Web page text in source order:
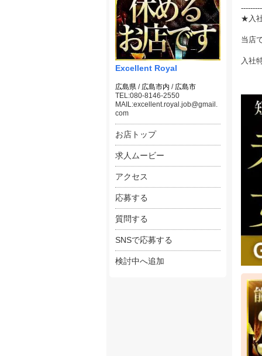
Excellent Royal
広島県 / 広島市内 / 広島市
TEL:080-8146-2550
MAIL:excellent.royal.job@gmail.
com
お店トップ
求人ムービー
アクセス
応募する
質問する
SNSで応募する
検討中へ追加
★入
当店
入社
安心
自由
ご応
◆対
お客
◆PC
ヘブ
◆清
お客